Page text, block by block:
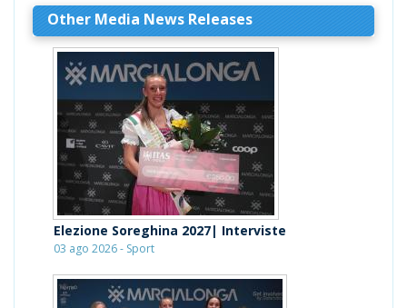
Other Media News Releases
Elezione Soreghina 2027| Interviste
03 ago 2026 - Sport